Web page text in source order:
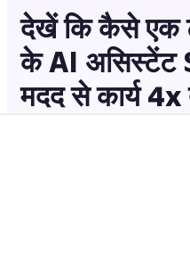
देखें कि कैसे एक
के AI असिस्टेंट
मदद से कार्य 4x